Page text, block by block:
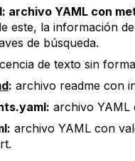
archivo YAML con
este, la información
de búsqueda.
de texto sin
: archivo readme con
archivo YAML
archivo YAML con